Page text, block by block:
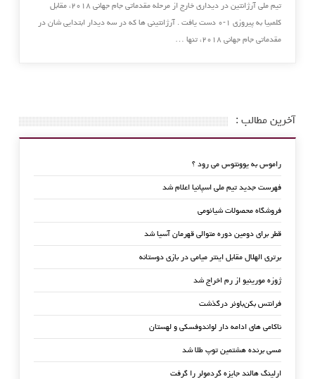
تیم ملی آرژانتین در دیداری خارج از مرحله مقدماتی جام جهانی ۲۰۱۸، مقابل
کلمبیا به پیروزی ۱-۰ دست یافت . آرژانتینی ها که در سه دیدار ابتدایی شان در
مقدماتی جام جهانی ۲۰۱۸، تنها …
آخرین مطالب :
راموس به یوونتوس می رود ؟
فهرست جدید تیم ملی اسپانیا اعلام شد
فروشگاه محصولات شیائومی
قطر برای دومین دوره متوالی قهرمان آسیا شد
برتری الهلال مقابل اینتر میامی در بازی دوستانه
ژوزه مورینیو از رم اخراج شد
فرانتس بکن‌باوئر درگذشت
ناکامی های ادامه دار لواندوفسکی و لهستان
مسی برنده هشتمین توپ طلا شد
ارلینگ هالند جایزه گردمولر را گرفت